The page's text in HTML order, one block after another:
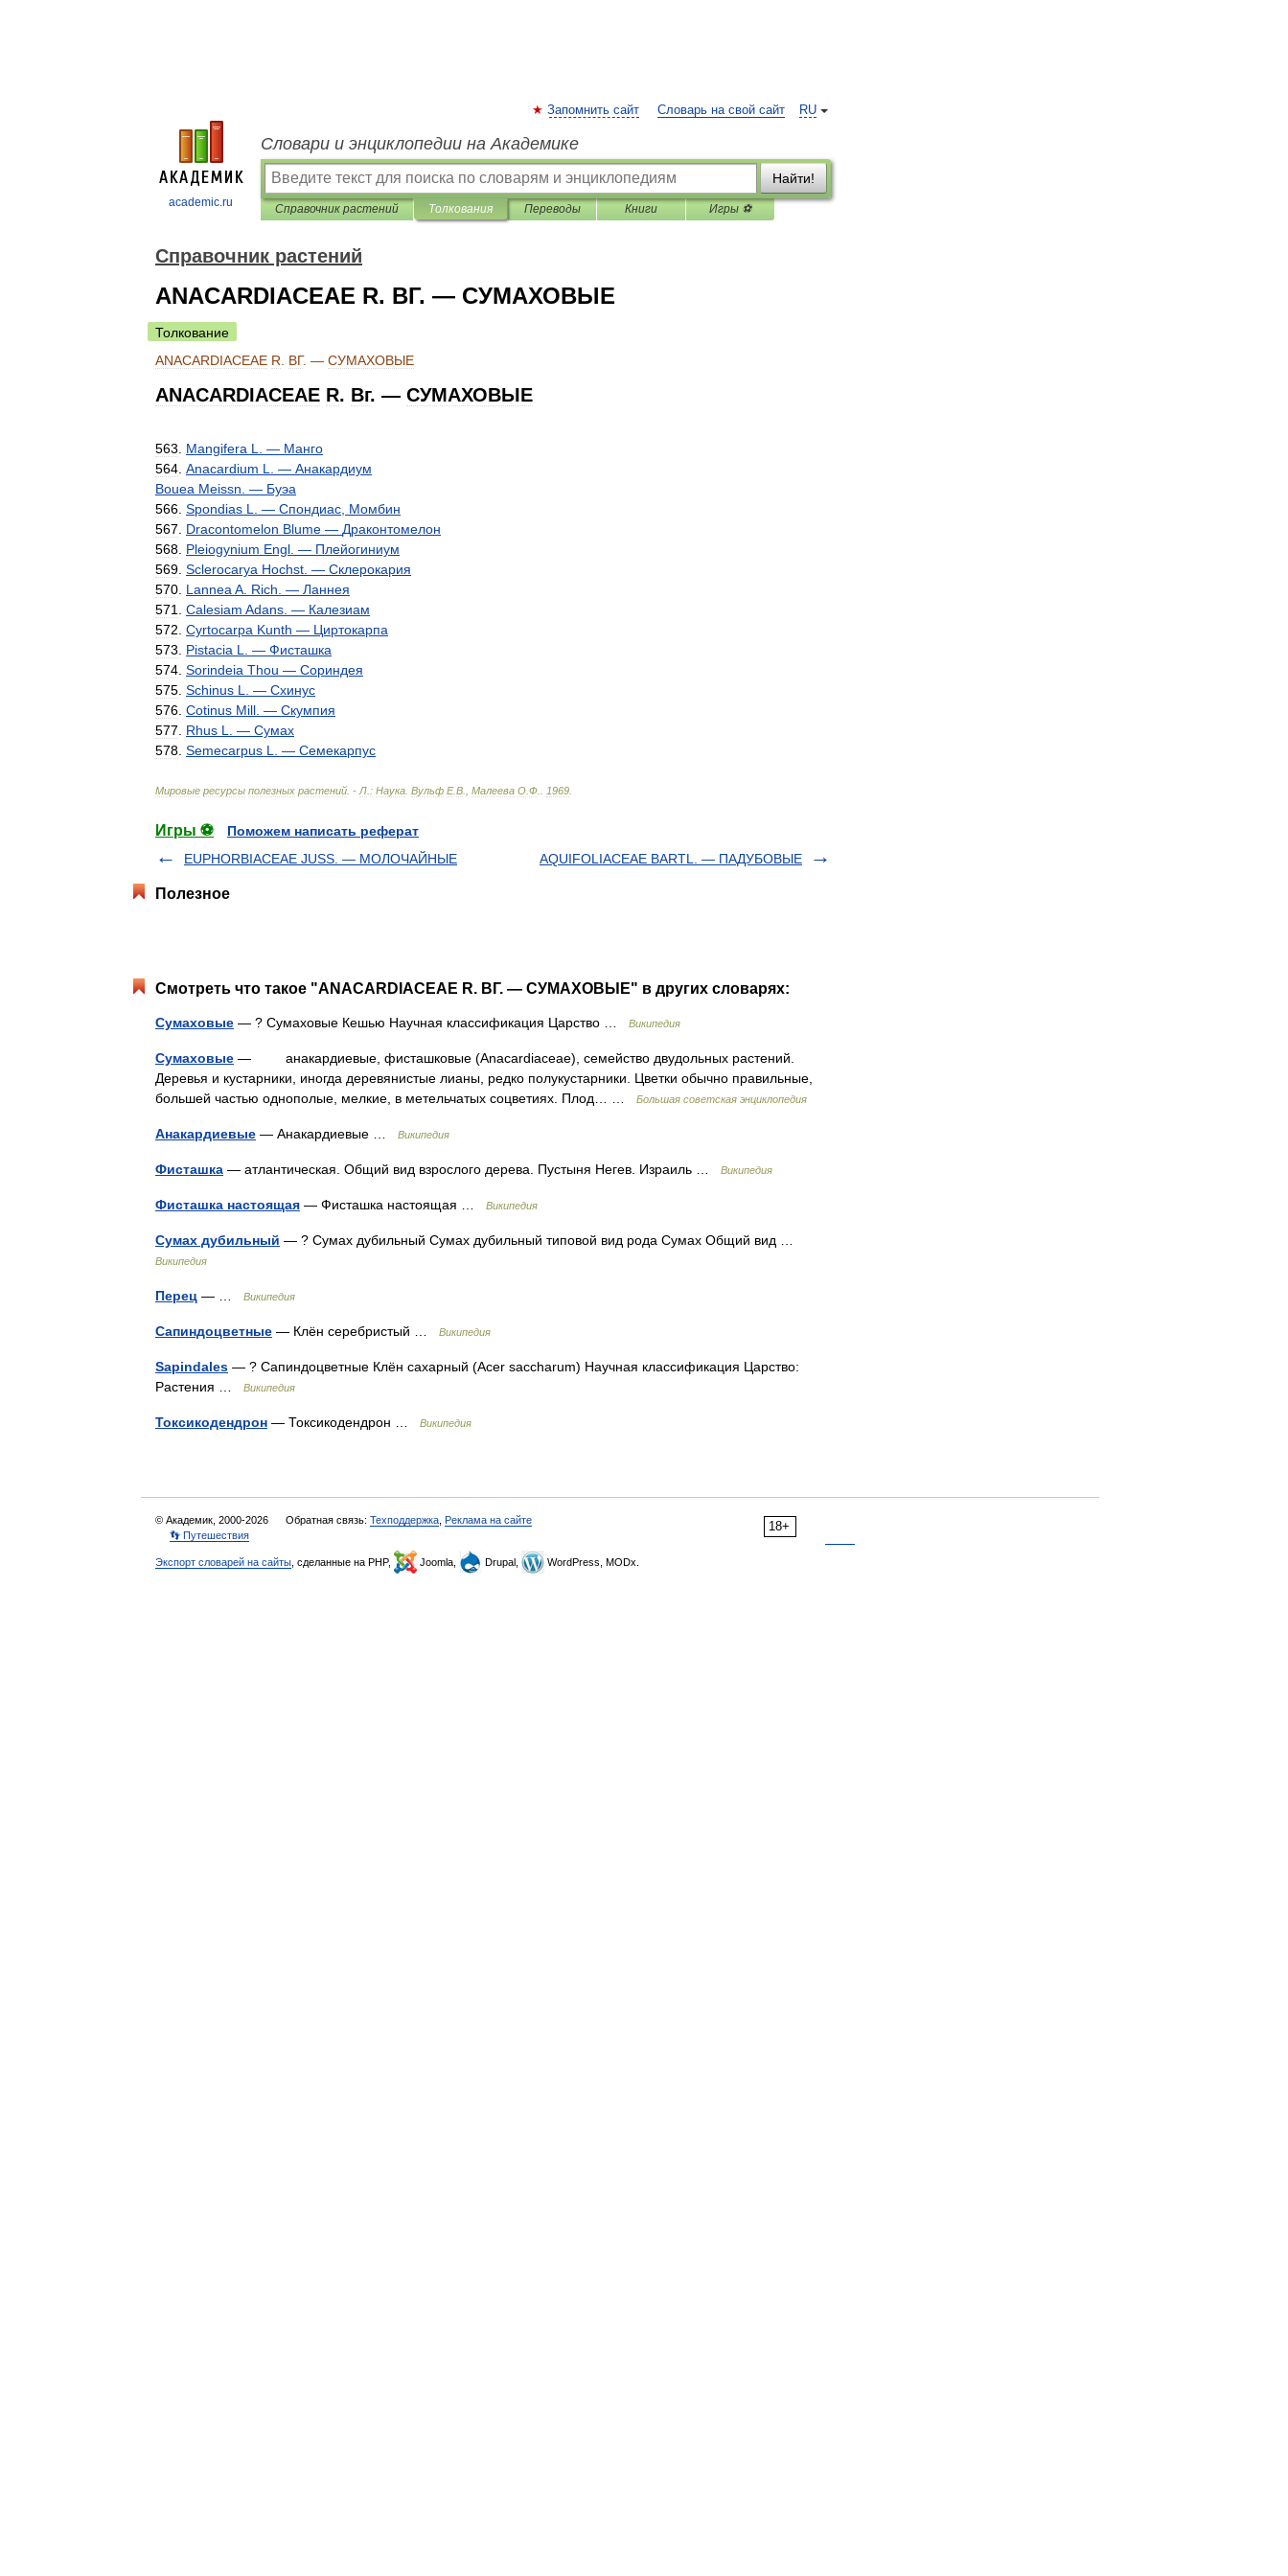
academic.ru
RU
Запомнить сайт Словарь на свой сайт
Словари и энциклопедии на Академике
Найти!
Справочник растений Толкования Переводы Книги Игры ⚽
Справочник растений
ANACARDIACEAE R. ВГ. — СУМАХОВЫЕ
Толкование
ANACARDIACEAE R ВГ. — СУМАХОВЫЕ
ANACARDIACEAE R. Вг. — СУМАХОВЫЕ
563 Mangifera L . — Манго
564 Anacardium L . — Анакардиум
Bouea Meissn . — Буэа
566 Spondias L . — Спондиас Момбин
567
Dracontomelon Blume — Драконтомелон
568 Pleiogynium Engl . — Плейогиниум
569 Sclerocarya Hochst . — Склерокария
570 Lannea A Rich . — Ланнея
571
Calesiam Adans . — Калезиам
572 Cyrtocarpa Kunth — Циртокарпа
573
Pistacia L . — Фисташка
574 Sorindeia Thou — Сориндея
575 Schinus L . — Схинус
576 Cotinus Mill . — Скумпия
577
Rhus L . — Сумах
578 Semecarpus L . — Семекарпус
Мировые ресурсы полезных растений . - Л : Наука Вульф Е.В Малеева О Ф 1969
Игры ⚽
Поможем написать реферат
EUPHORBIACEAE JUSS. — МОЛОЧАЙНЫЕ
AQUIFOLIACEAE BARTL. — ПАДУБОВЫЕ
Полезное
Смотреть что такое "ANACARDIACEAE R. ВГ. — СУМАХОВЫЕ" в других словарях:
Сумаховые — ? Сумаховые Кешью Научная классификация Царство … Википедия
Сумаховые — анакардиевые, фисташковые (Anacardiaceae), семейство двудольных растений.
Деревья и кустарники, иногда деревянистые лианы, редко полукустарники. Цветки обычно правильные,
большей частью однополые, мелкие, в метельчатых соцветиях. Плод… …
Большая советская энциклопедия
Анакардиевые — Анакардиевые … Википедия
Фисташка — атлантическая. Общий вид взрослого дерева. Пустыня Негев. Израиль … Википедия
Фисташка настоящая — Фисташка настоящая … Википедия
Сумах дубильный — ? Сумах дубильный Сумах дубильный типовой вид рода Сумах Общий вид …
Википедия
Перец — … Википедия
Сапиндоцветные — Клён серебристый … Википедия
Sapindales — ? Сапиндоцветные Клён сахарный (Acer saccharum) Научная классификация Царство:
Растения …
Википедия
Токсикодендрон — Токсикодендрон … Википедия
18+
© Академик, 2000-2026 Обратная связь: Техподдержка Реклама на сайте
👣 Путешествия
Экспорт словарей на сайты , сделанные на PHP, Joomla, Drupal, WordPress, MODx.